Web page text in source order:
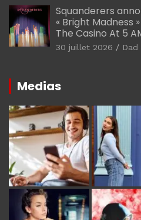
Squanderers
« Bright Madness
The Casino At 5
30 juillet 2026 Dad
Medias